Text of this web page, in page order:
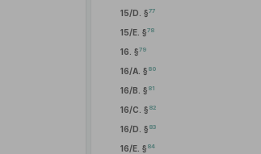
15/D. §77
15/E. §78
16. §79
16/A. § 80
16/B. § 81
16/C. § 82
16/D. § 83
16/E. § 84